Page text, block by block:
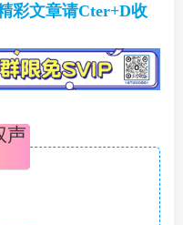
彩文章请Cter+D收
声